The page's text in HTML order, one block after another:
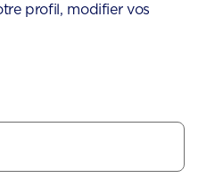
profil, modifier vos